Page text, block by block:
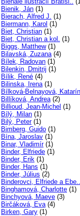
Bienik, Ján (1)
Bierach, Alfred J. (1)
Biermann, Karol (1)
Biet, Christian (1)
Biet, Christian a kol. (1)
Biggs, Matthew(1)
Bilavská, Zuzana(4)
Bílek, Radovan (1)
Bilenkin, Dmitrij (1)
Bílik, René (4)
Bilinska, Irena(1)
Bílková-Belnayová,
Billíková, Andrea(2)
Billioud, Jean-Michel (1)
Bílý, Milan (1)
Bilý, Peter(1)
Bimberg, Guido (1)
Bína, Jaroslav (1)
Binar, Vladimír(1)
Binder, Elfriede (1)
Binder, Erik (1)
Binder, Hans (1)
Binder, Július (2)
Binderovci, Elfriede a Ebe..
Binghamová, Charlotte (1)
Binchyová, Maeve (3)
Birčáková, Eva(4)
Birken, Gary (1)